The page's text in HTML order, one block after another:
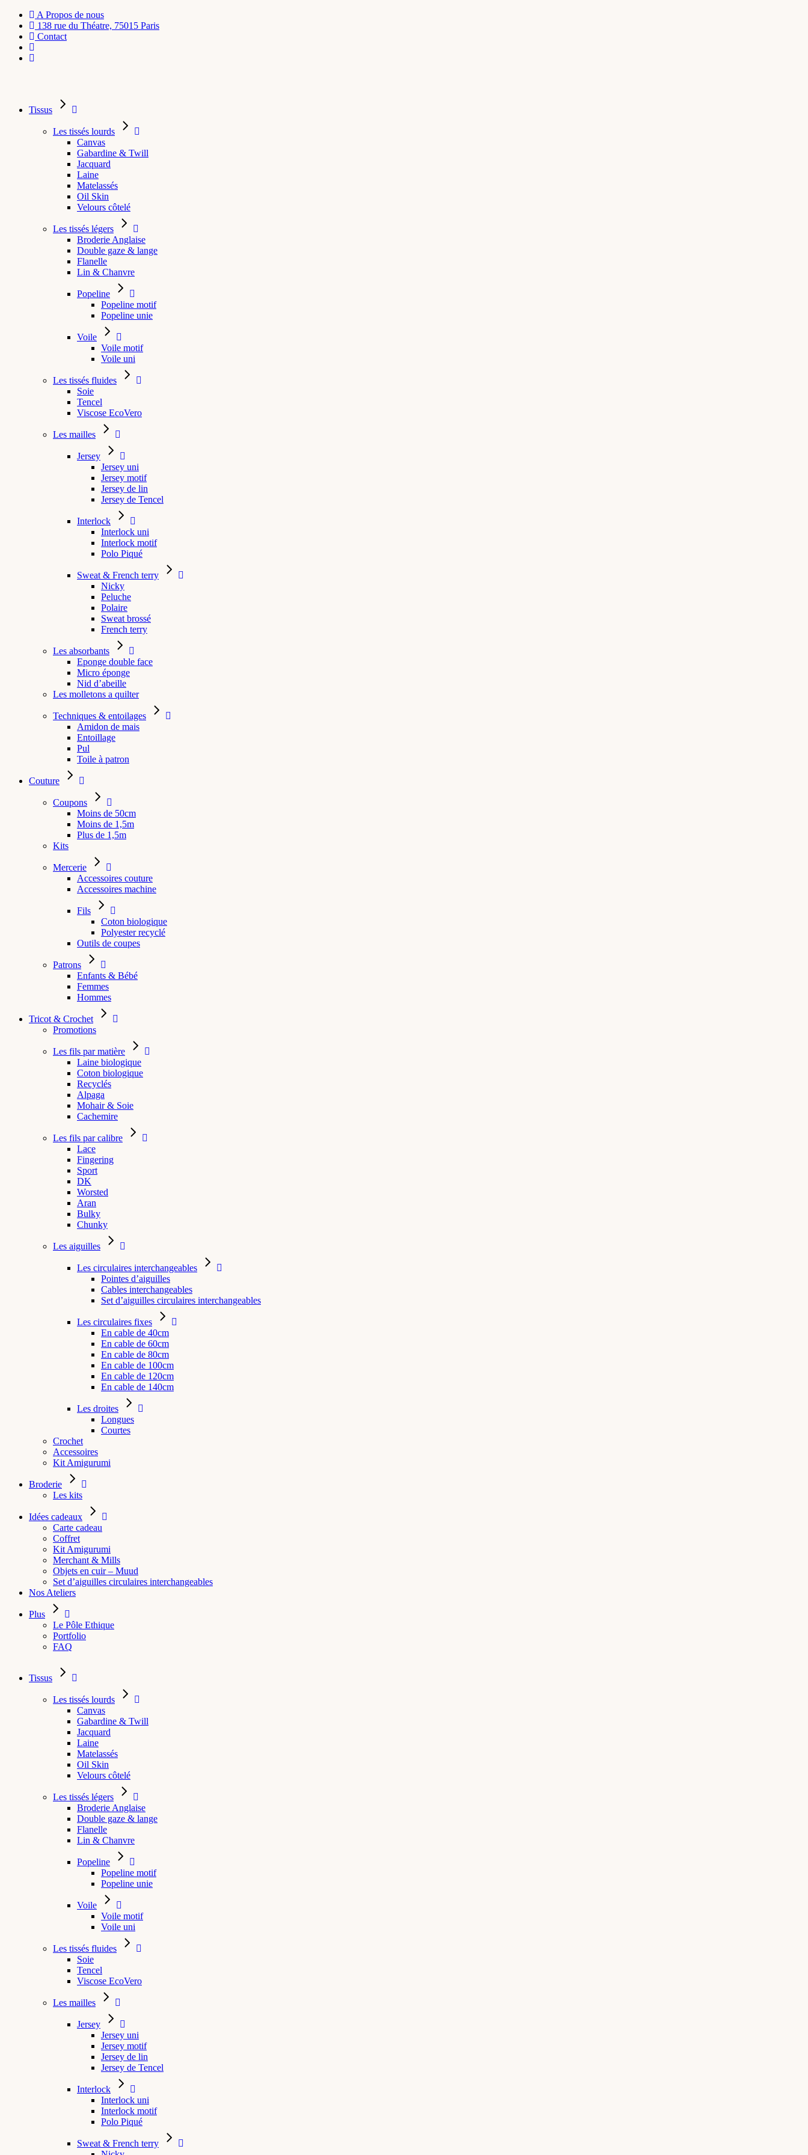
A Propos de nous
138 rue du Théatre, 75015 Paris
Contact
Tissus
Les tissés lourds
Canvas
Gabardine & Twill
Jacquard
Laine
Matelassés
Oil Skin
Velours côtelé
Les tissés légers
Broderie Anglaise
Double gaze & lange
Flanelle
Lin & Chanvre
Popeline
Popeline motif
Popeline unie
Voile
Voile motif
Voile uni
Les tissés fluides
Soie
Tencel
Viscose EcoVero
Les mailles
Jersey
Jersey uni
Jersey motif
Jersey de lin
Jersey de Tencel
Interlock
Interlock uni
Interlock motif
Polo Piqué
Sweat & French terry
Nicky
Peluche
Polaire
Sweat brossé
French terry
Les absorbants
Eponge double face
Micro éponge
Nid d’abeille
Les molletons a quilter
Techniques & entoilages
Amidon de mais
Entoillage
Pul
Toile à patron
Couture
Coupons
Moins de 50cm
Moins de 1,5m
Plus de 1,5m
Kits
Mercerie
Accessoires couture
Accessoires machine
Fils
Coton biologique
Polyester recyclé
Outils de coupes
Patrons
Enfants & Bébé
Femmes
Hommes
Tricot & Crochet
Promotions
Les fils par matière
Laine biologique
Coton biologique
Recyclés
Alpaga
Mohair & Soie
Cachemire
Les fils par calibre
Lace
Fingering
Sport
DK
Worsted
Aran
Bulky
Chunky
Les aiguilles
Les circulaires interchangeables
Pointes d’aiguilles
Cables interchangeables
Set d’aiguilles circulaires interchangeables
Les circulaires fixes
En cable de 40cm
En cable de 60cm
En cable de 80cm
En cable de 100cm
En cable de 120cm
En cable de 140cm
Les droites
Longues
Courtes
Crochet
Accessoires
Kit Amigurumi
Broderie
Les kits
Idées cadeaux
Carte cadeau
Coffret
Kit Amigurumi
Merchant & Mills
Objets en cuir – Muud
Set d’aiguilles circulaires interchangeables
Nos Ateliers
Plus
Le Pôle Ethique
Portfolio
FAQ
Tissus
Les tissés lourds
Canvas
Gabardine & Twill
Jacquard
Laine
Matelassés
Oil Skin
Velours côtelé
Les tissés légers
Broderie Anglaise
Double gaze & lange
Flanelle
Lin & Chanvre
Popeline
Popeline motif
Popeline unie
Voile
Voile motif
Voile uni
Les tissés fluides
Soie
Tencel
Viscose EcoVero
Les mailles
Jersey
Jersey uni
Jersey motif
Jersey de lin
Jersey de Tencel
Interlock
Interlock uni
Interlock motif
Polo Piqué
Sweat & French terry